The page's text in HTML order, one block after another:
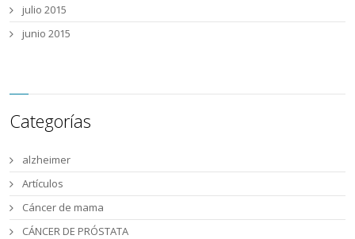
julio 2015
junio 2015
Categorías
alzheimer
Artículos
Cáncer de mama
CÁNCER DE PRÓSTATA